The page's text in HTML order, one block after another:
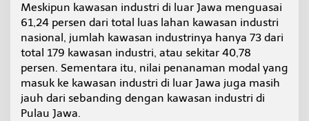
n
v
e
s
a
s
Meskipun kawasan industri di luar Jawa menguasai
61,24 persen dari total luas lahan kawasan industri
nasional, jumlah kawasan industrinya hanya 73 dari
total 179 kawasan industri, atau sekitar 40,78
persen. Sementara itu, nilai penanaman modal yang
masuk ke kawasan industri di luar Jawa juga masih
jauh dari sebanding dengan kawasan industri di
Pulau Jawa.